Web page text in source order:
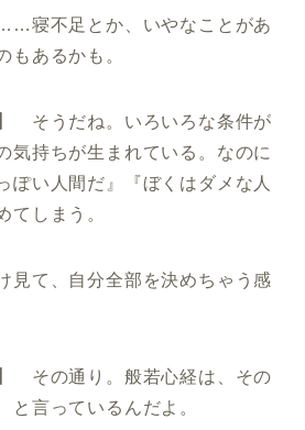
寝不足とか、いやなことがあ
もあるかも。
】 そうだね。いろいろな条件が
気持ちが生まれている。なのに
ぽい人間だ』『ぼくはダメな人
てしまう。
見て、自分全部を決めちゃう感
】 その通り。般若心経は、その
と言っているんだよ。